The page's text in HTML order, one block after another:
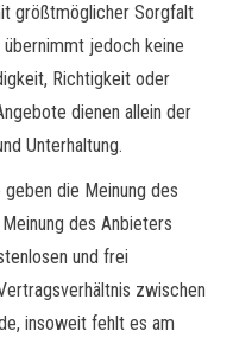
größtmöglicher Sorgfalt
jedoch keine
Richtigkeit oder
dienen allein der
Unterhaltung.
die Meinung des
des Anbieters
und frei
zwischen
insoweit fehlt es am